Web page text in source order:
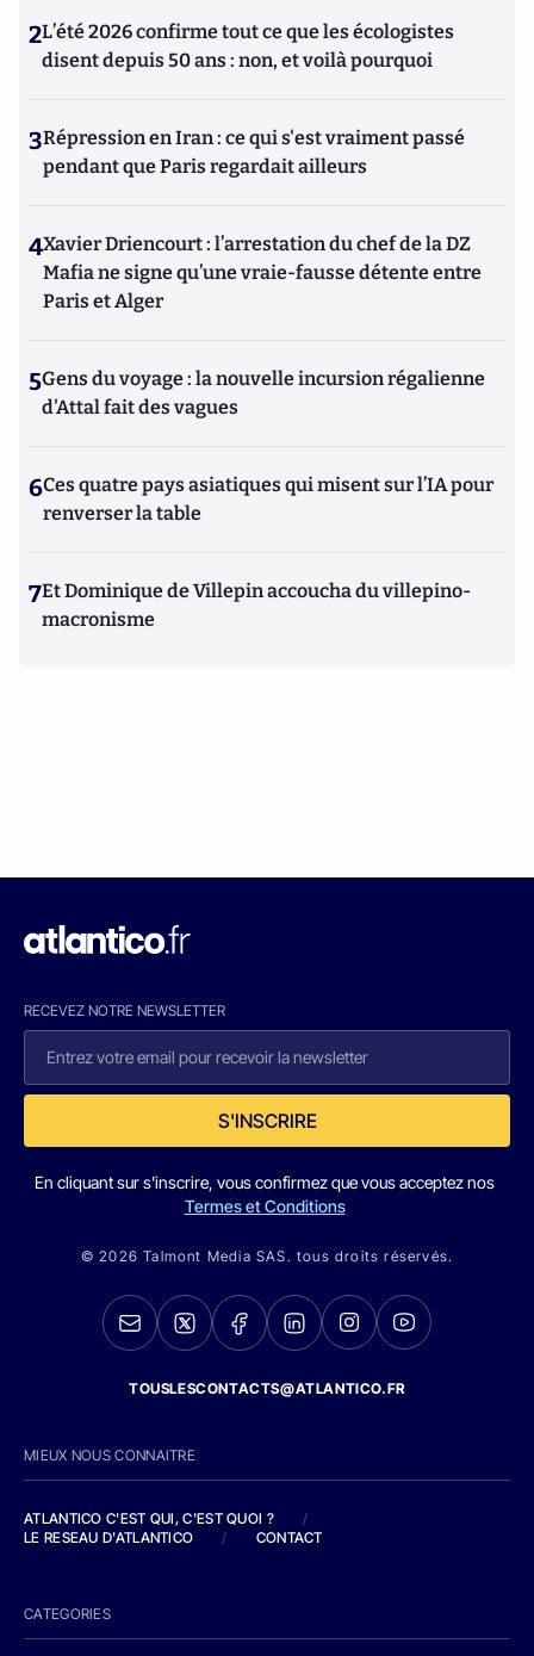
2L’été 2026 confirme tout ce que les écologistes
disent depuis 50 ans : non, et voilà pourquoi
3Répression en Iran : ce qui s'est vraiment passé
pendant que Paris regardait ailleurs
4Xavier Driencourt : l’arrestation du chef de la DZ
Mafia ne signe qu’une vraie-fausse détente entre
Paris et Alger
5Gens du voyage : la nouvelle incursion régalienne
d'Attal fait des vagues
6Ces quatre pays asiatiques qui misent sur l’IA pour
renverser la table
7Et Dominique de Villepin accoucha du villepino-
macronisme
RECEVEZ NOTRE NEWSLETTER
S'INSCRIRE
En cliquant sur s'inscrire, vous confirmez que vous acceptez nos
Termes et Conditions
© 2026 Talmont Media SAS. tous droits réservés.
TOUSLESCONTACTS@ATLANTICO.FR
MIEUX NOUS CONNAITRE
ATLANTICO C'EST QUI, C'EST QUOI ?
/
LE RESEAU D'ATLANTICO
/ CONTACT
CATEGORIES